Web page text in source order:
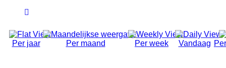
Per jaar Per maand Per week Vandaag